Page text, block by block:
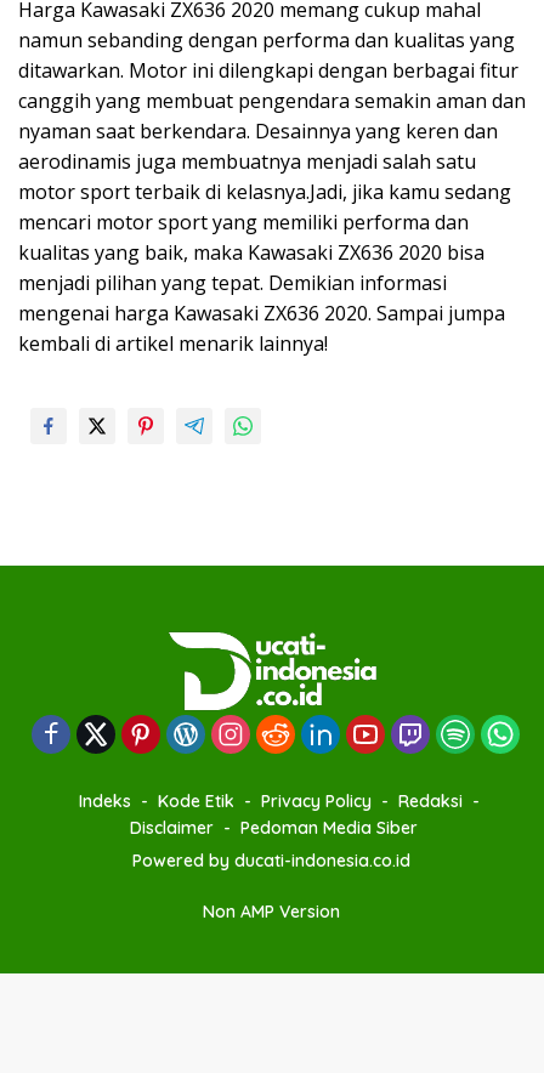
Harga Kawasaki ZX636 2020 memang cukup mahal
namun sebanding dengan performa dan kualitas yang
ditawarkan. Motor ini dilengkapi dengan berbagai fitur
canggih yang membuat pengendara semakin aman dan
nyaman saat berkendara. Desainnya yang keren dan
aerodinamis juga membuatnya menjadi salah satu
motor sport terbaik di kelasnya.Jadi, jika kamu sedang
mencari motor sport yang memiliki performa dan
kualitas yang baik, maka Kawasaki ZX636 2020 bisa
menjadi pilihan yang tepat. Demikian informasi
mengenai harga Kawasaki ZX636 2020. Sampai jumpa
kembali di artikel menarik lainnya!
Indeks Kode Etik Privacy Policy
Redaksi
Disclaimer
Pedoman Media Siber
Powered by ducati-indonesia.co.id
Non AMP Version